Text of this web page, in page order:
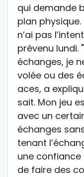
qui demande
plan
n’ai pas
prévenu lundi.
échanges, je
volée ou des
aces, a
sait. Mon jeu
avec un
échanges
tenant
une
de faire des